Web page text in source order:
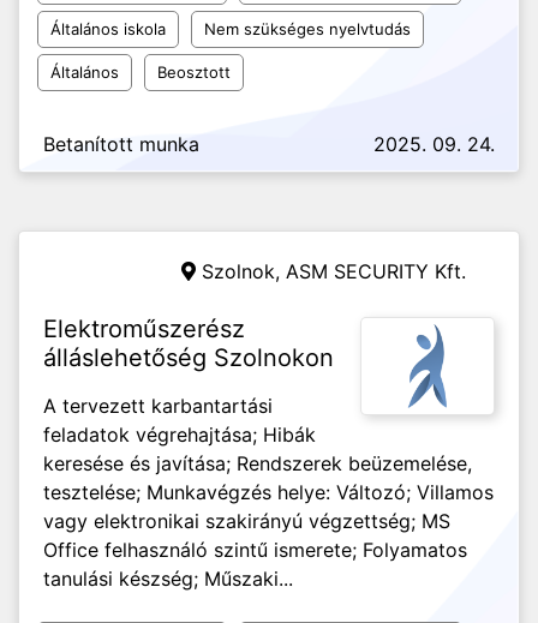
Általános iskola Nem szükséges nyelvtudás
Általános Beosztott
Betanított munka 2025. 09. 24.
Szolnok, ASM SECURITY Kft.
Elektroműszerész
álláslehetőség Szolnokon
A tervezett karbantartási
feladatok végrehajtása; Hibák
keresése és javítása; Rendszerek beüzemelése,
tesztelése; Munkavégzés helye: Változó; Villamos
vagy elektronikai szakirányú végzettség; MS
Office felhasználó szintű ismerete; Folyamatos
tanulási készség; Műszaki...